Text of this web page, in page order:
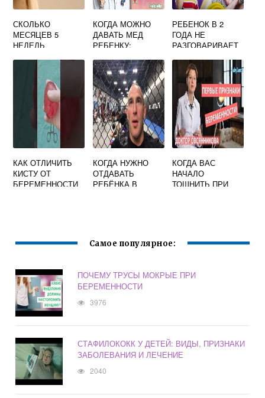
СКОЛЬКО
МЕСЯЦЕВ 5
НЕДЕЛЬ
КОГДА МОЖНО
ДАВАТЬ МЕД
РЕБЕНКУ:
ВОЗРАСТ,
ДОЗИРОВКА
РЕБЕНОК В 2
ГОДА НЕ
РАЗГОВАРИВАЕТ
КАК ОТЛИЧИТЬ
КИСТУ ОТ
БЕРЕМЕННОСТИ
КОГДА НУЖНО
ОТДАВАТЬ
РЕБЁНКА В
КОГДА ВАС
НАЧАЛО
ТОШНИТЬ ПРИ
Самое популярное:
ПОЧЕМУ ТРУСЫ МОКРЫЕ ПРИ
БЕРЕМЕННОСТИ
3976
СТАФИЛОКОКК У ДЕТЕЙ: ВИДЫ, ПРИЗНАКИ
ЗАБОЛЕВАНИЯ И ЛЕЧЕНИЕ
2040